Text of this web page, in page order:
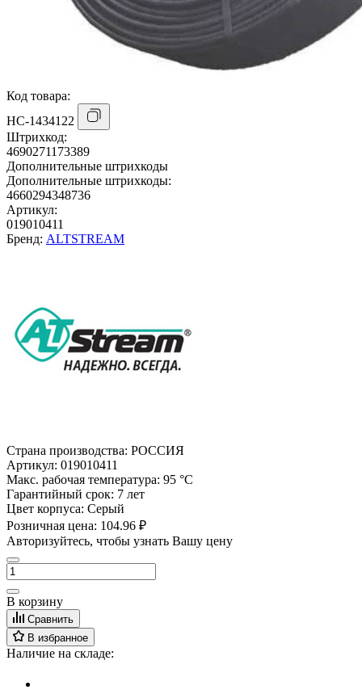
Код товара:
НС-1434122
Штрихкод:
4690271173389
Дополнительные штрихкоды
Дополнительные штрихкоды:
4660294348736
Артикул:
019010411
Бренд: ALTSTREAM
Страна производства: РОССИЯ
Артикул: 019010411
Макс. рабочая температура: 95 °С
Гарантийный срок: 7 лет
Цвет корпуса: Серый
Розничная цена: 104.96 ₽
Авторизуйтесь, чтобы узнать Вашу цену
В корзину
Сравнить
В избранное
Наличие на складе: